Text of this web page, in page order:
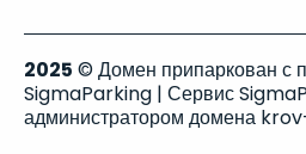
2025 © Домен припаркован с
SigmaParking | Сервис
администратором домена